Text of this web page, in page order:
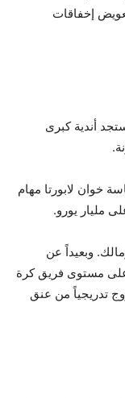
إخفاقات
أندية كبرى
خوان لابورتا مهام
وبعيداً عن
على مستوى فريق كرة
3 خطوات للخروج تدريجياً من عنق